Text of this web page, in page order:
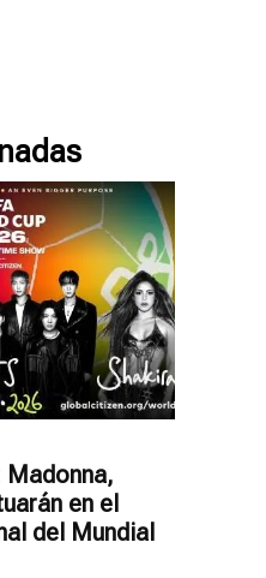
Madonna,
en el
del Mundial